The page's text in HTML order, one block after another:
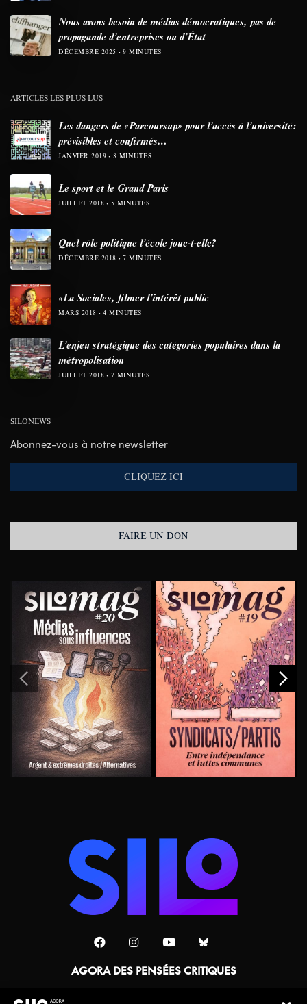
Nous avons besoin de médias démocratiques, pas de
propagande d’entreprises ou d’État
DÉCEMBRE 2025 9 MINUTES
ARTICLES LES PLUS LUS
Les dangers de «Parcoursup» pour l’accès à l’université:
prévisibles et confirmés…
JANVIER 2019 8 MINUTES
Le sport et le Grand Paris
JUILLET 2018 5 MINUTES
Quel rôle politique l’école joue-t-elle?
DÉCEMBRE 2018 7 MINUTES
«La Sociale», filmer l’intérêt public
MARS 2018 4 MINUTES
L’enjeu stratégique des catégories populaires dans la
métropolisation
JUILLET 2018 7 MINUTES
SILONEWS
Abonnez-vous à notre newsletter
CLIQUEZ ICI
FAIRE UN DON
AGORA DES PENSÉES CRITIQUES